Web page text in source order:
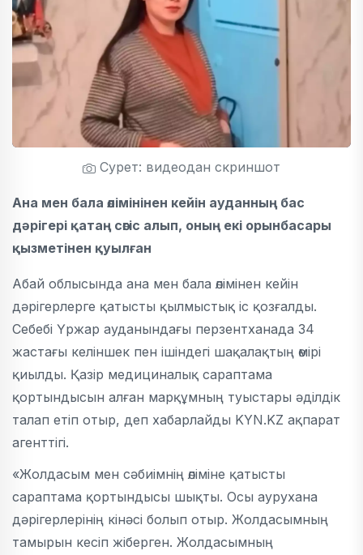
Сурет: видеодан скриншот
Ана мен бала өлімінінен кейін ауданның бас
дәрігері қатаң сөгіс алып, оның екі орынбасары
қызметінен қуылған
Абай облысында ана мен бала өлімінен кейін
дәрігерлерге қатысты қылмыстық іс қозғалды.
Себебі Үржар ауданындағы перзентханада 34
жастағы келіншек пен ішіндегі шақалақтың өмірі
қиылды. Қазір медициналық сараптама
қортындысын алған марқұмның туыстары әділдік
талап етіп отыр, деп хабарлайды KYN.KZ ақпарат
агенттігі.
«Жолдасым мен сәбиімнің өліміне қатысты
сараптама қортындысы шықты. Осы аурухана
дәрігерлерінің кінәсі болып отыр. Жолдасымның
тамырын кесіп жіберген. Жолдасымның